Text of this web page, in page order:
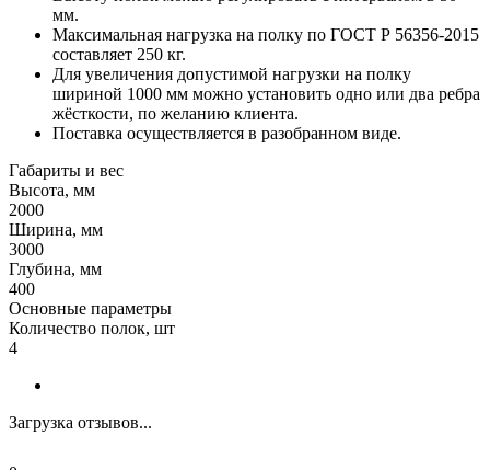
мм.
Максимальная нагрузка на полку по ГОСТ Р 56356-2015
составляет 250 кг.
Для увеличения допустимой нагрузки на полку
шириной 1000 мм можно установить одно или два ребра
жёсткости, по желанию клиента.
Поставка осуществляется в разобранном виде.
Габариты и вес
Высота, мм
2000
Ширина, мм
3000
Глубина, мм
400
Основные параметры
Количество полок, шт
4
Загрузка отзывов...